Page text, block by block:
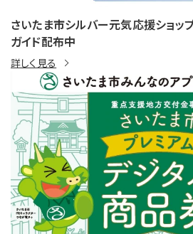
さいたま市シルバー元気応援ショッ
ガイド配布中
詳しく見る